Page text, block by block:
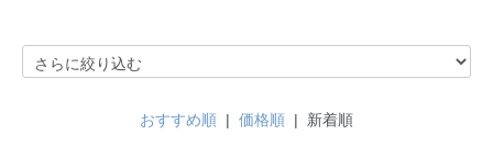
おすすめ順 | 価格順 | 新着順